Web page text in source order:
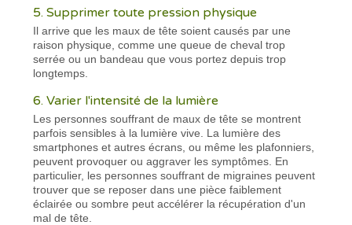
5. Supprimer toute pression physique
Il arrive que les maux de tête soient causés par une
raison physique, comme une queue de cheval trop
serrée ou un bandeau que vous portez depuis trop
longtemps.
6. Varier l'intensité de la lumière
Les personnes souffrant de maux de tête se montrent
parfois sensibles à la lumière vive. La lumière des
smartphones et autres écrans, ou même les plafonniers,
peuvent provoquer ou aggraver les symptômes. En
particulier, les personnes souffrant de migraines peuvent
trouver que se reposer dans une pièce faiblement
éclairée ou sombre peut accélérer la récupération d'un
mal de tête.